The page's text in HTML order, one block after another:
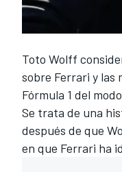
Toto Wolff
sobre Ferrari y las
Fórmula 1 del
Se trata de una
después de que
en que Ferrari ha